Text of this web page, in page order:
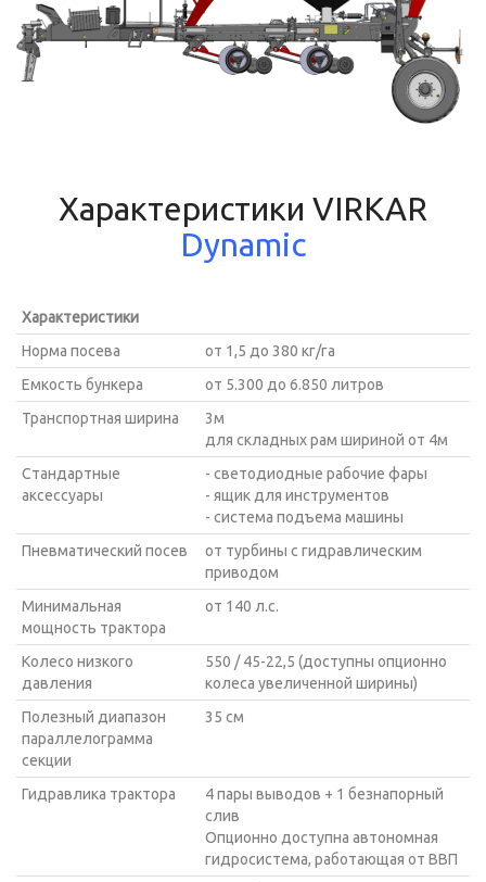
Характеристики VIRKAR
Dynamic
Характеристики
Норма посева
от 1,5 до 380 кг/га
Емкость бункера
от 5.300 до 6.850 литров
Транспортная ширина
3м
для складных рам шириной от 4м
Стандартные
аксессуары
- светодиодные рабочие фары
- ящик для инструментов
- система подъема машины
Пневматический посев
от турбины с гидравлическим
приводом
Минимальная
мощность трактора
от 140 л.c.
Колесо низкого
давления
550 / 45-22,5 (доступны опционно
колеса увеличенной ширины)
Полезный диапазон
параллелограмма
секции
35 см
Гидравлика трактора
4 пары выводов + 1 безнапорный
слив
Опционно доступна автономная
гидросистема, работающая от ВВП